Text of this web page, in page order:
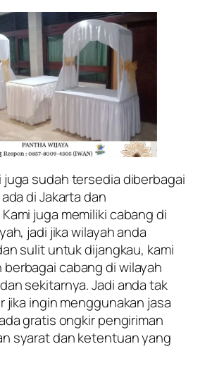
juga sudah tersedia diberbagai
di Jakarta dan
juga memiliki cabang di
jadi jika wilayah anda
sulit untuk dijangkau, kami
cabang di wilayah
sekitarnya. Jadi anda tak
jika ingin menggunakan jasa
gratis ongkir pengiriman
syarat dan ketentuan yang